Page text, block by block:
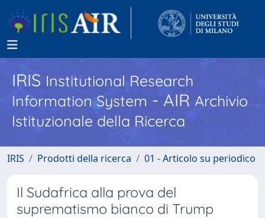
IRISInstitutional Research
Information System - AIR Archivio
Istituzionale della Ricerca
IRIS Prodotti della ricerca 01 - Articolo su periodico
Il Sudafrica alla prova del
suprematismo bianco di Trump